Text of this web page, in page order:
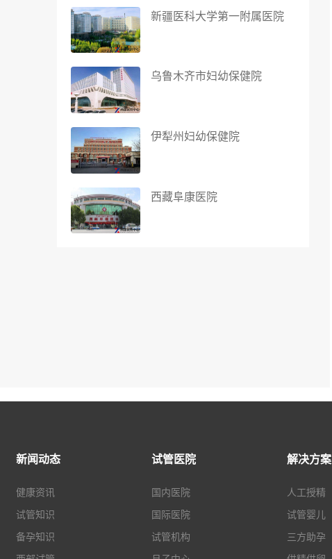
新疆医科大学第一附属医院
乌鲁木齐市妇幼保健院
伊犁州妇幼保健院
西藏阜康医院
新闻动态
健康资讯
试管知识
备孕知识
试管医院
国内医院
国际医院
试管机构
解决方案
人工授精
试管婴儿
三方助孕